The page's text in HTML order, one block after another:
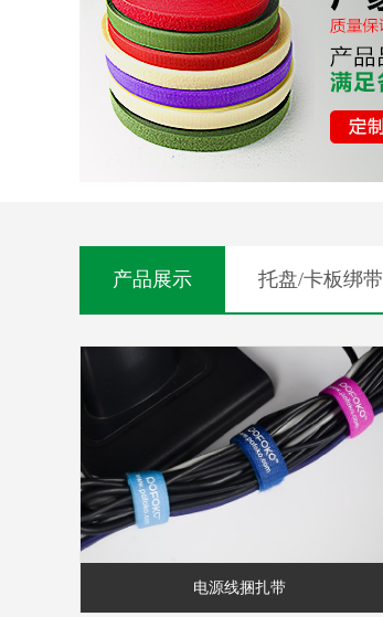
产品展示 托盘/卡板绑带
电源线捆扎带